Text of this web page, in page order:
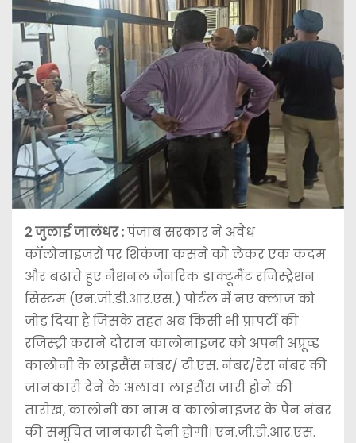
2 जुलाई जालंधर :पंजाब सरकार ने अवैध
कॉलोनाइजरों पर शिकंजा कसने को लेकर एक कदम
और बढ़ाते हुए नैशनल जैनरिक डाक्टूमैंट रजिस्ट्रेशन
सिस्टम (एन.जी.डी.आर.एस.) पोर्टल में नए क्लाज को
जोड़ दिया है जिसके तहत अब किसी भी प्रापर्टी की
रजिस्ट्री कराने दौरान कालोनाइजर को अपनी अप्रूव्ड
कालोनी के लाइसैंस नंबर/ टी.एस. नंबर/रेरा नंबर की
जानकारी देने के अलावा लाइसैंस जारी होने की
तारीख, कालोनी का नाम व कालोनाइजर के पैन नंबर
की समूचित जानकारी देनी होगी। एन.जी.डी.आर.एस.